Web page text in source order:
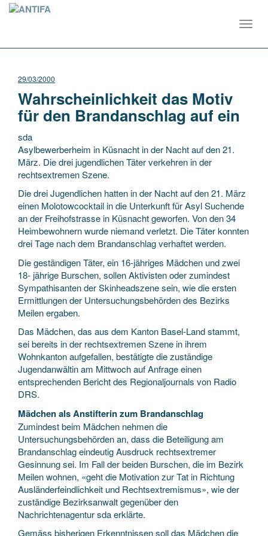
29/03/2000
Wahrscheinlichkeit das Motiv
für den Brandanschlag auf ein
sda
Asylbewerberheim in Küsnacht in der Nacht auf den 21.
März. Die drei jugendlichen Täter verkehren in der
rechtsextremen Szene.
Die drei Jugendlichen hatten in der Nacht auf den 21. März
einen Molotowcocktail in die Unterkunft für Asyl Suchende
an der Freihofstrassein Küsnacht geworfen. Von den 34
Heimbewohnern wurde niemand verletzt. Die Täter konnten
drei Tage nach dem Brandanschlag verhaftet werden.
Die geständigen Täter, ein 16-jähriges Mädchen und zwei
18- jährige Burschen, sollen Aktivisten oder zumindest
Sympathisanten der Skinheadszene sein, wie die ersten
Ermittlungen der Untersuchungsbehörden des Bezirks
Meilen ergaben.
Das Mädchen, das aus dem Kanton Basel-Land stammt,
sei bereits in der rechtsextremen Szene in ihrem
Wohnkanton aufgefallen, bestätigte die zuständige
Jugendanwältin am Mittwoch auf Anfrage einen
entsprechenden Bericht des Regionaljournals von Radio
DRS.
Mädchen als Anstifterin zum Brandanschlag
Zumindest beim Mädchen nehmen die
Untersuchungsbehörden an, dass die Beteiligung am
Brandanschlag eindeutig Ausdruck rechtsextremer
Gesinnung sei. Im Fall der beiden Burschen, die im Bezirk
Meilen wohnen, «geht die Motivation zur Tat in Richtung
Ausländerfeindlichkeit und Rechtsextremismus», wie der
zuständige Bezirksanwalt gegenüber den
Nachrichtenagentur sda erklärte.
Gemäss bisherigen Erkenntnissen soll das Mädchen die